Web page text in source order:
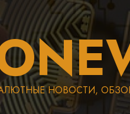
НОВОСТИ,